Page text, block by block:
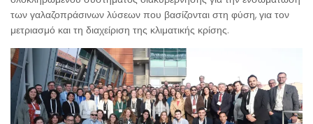
των γαλαζοπράσινων λύσεων που βασίζονται στη φύση, για τον
μετριασμό και τη διαχείριση της κλιματικής κρίσης.